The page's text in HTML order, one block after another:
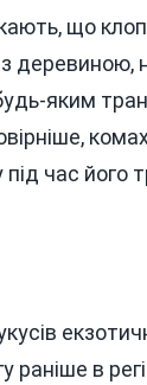
що
деревиною,
яким
під час його
раніше в